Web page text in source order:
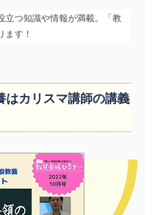
つ知識や情報が満載。
「教
ます！
はカリスマ講師の講義